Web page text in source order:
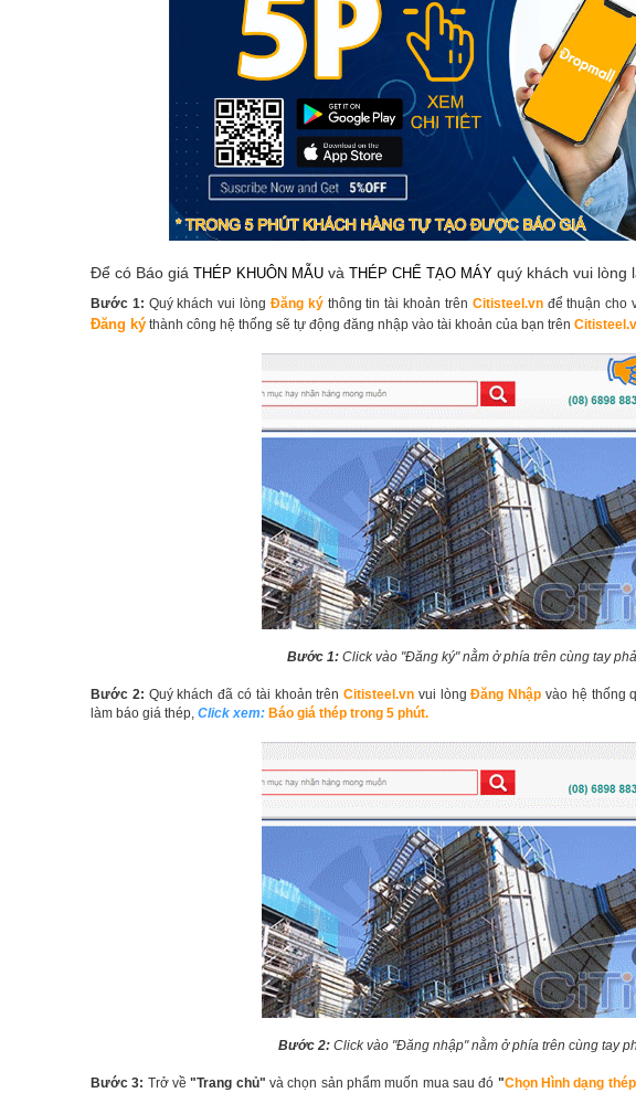
Để có Báo giá THÉP KHUÔN MẪU và THÉP CHẾ TẠO MÁY quý khách vui lòng
Bước 1: Quý khách vui lòng Đăng kýthông tin tài khoản trên Citisteel.vnđể thuận cho
Đăng ký thành công hệ thống sẽ tự động đăng nhập vào tài khoản của bạn trên
Bước 1: Click vào "Đăng ký" nằm ở phía trên cùng tay
Bước 2: Quý khách đã có tài khoản trênCitisteel.vn vui lòng Đăng Nhập vào hệ thống
làm báo giá thép, Click xem: Báo giá thép trong 5 phút.
Bước 2: Click vào "Đăng nhập" nằm ở phía trên cùng tay
Bước 3: Trở về "Trang chủ"và chọn sản phẩm muốn mua sau đó "Chọn Hình dạng thép